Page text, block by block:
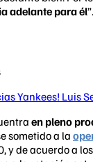
adelante para él”.
Yankees! Luis
en pleno
sometido a la
y de acuerdo a